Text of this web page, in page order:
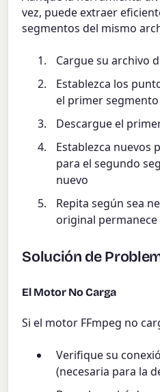
vez, puede extraer
segmentos del mismo
Cargue su archivo
Establezca los
el primer
Descargue el
Establezca nuevos
para el segundo
nuevo
Repita según sea
original permanece
Solución de
El Motor No Carga
Si el motor FFmpeg no
Verifique su
(necesaria para la